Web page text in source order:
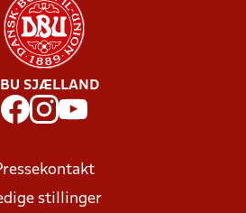
SJÆLLAND
stillinger